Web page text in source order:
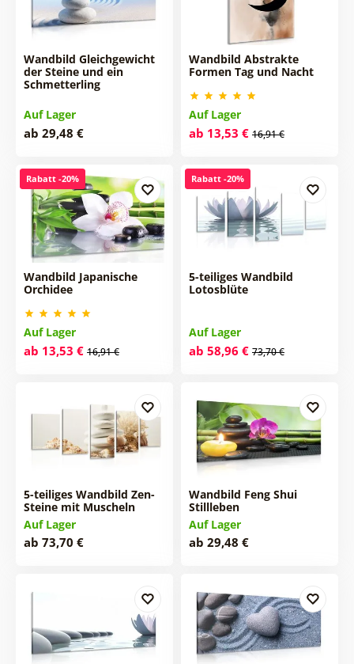
Wandbild Gleichgewicht
der Steine und ein
Schmetterling
Auf Lager
ab 29,48 €
Wandbild Abstrakte
Formen Tag und Nacht
Auf Lager
ab 13,53 € 16,91 €
Rabatt -20%
Wandbild Japanische
Orchidee
Auf Lager
ab 13,53 € 16,91 €
Rabatt -20%
5-teiliges Wandbild
Lotosblüte
Auf Lager
ab 58,96 € 73,70 €
5-teiliges Wandbild Zen-
Steine mit Muscheln
Auf Lager
ab 73,70 €
Wandbild Feng Shui
Stillleben
Auf Lager
ab 29,48 €